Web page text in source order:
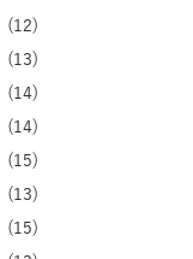
(12)
(13)
(14)
(14)
(15)
(13)
(15)